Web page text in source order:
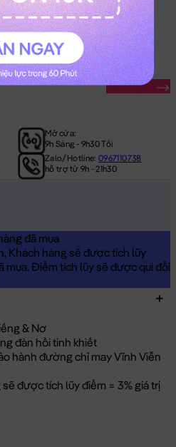
Hàng
Săn Ngay
Mở cửa:
9h Sáng - 9h30 Tối
Zalo/Hotline:0967110738
hỗ trợ từ 9h - 21h30
đã mua
Khách hàng sẽ được tích lũy
mua. Điểm tích lũy sẽ được qui đổi
& Nơ
đàn hồi tinh khiết
hành đường chỉ may Vĩnh Viễn
được tích lũy điểm = 3% giá trị